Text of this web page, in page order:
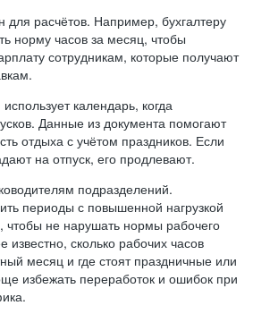
для расчётов. Например, бухгалтеру
норму часов за месяц, чтобы
сотрудникам, которые получают
календарь, когда
Данные из документа помогают
отдыха с учётом праздников. Если
на отпуск, его продлевают.
подразделений.
периоды с повышенной нагрузкой
чтобы не нарушать нормы рабочего
известно, сколько рабочих часов
месяц и где стоят праздничные или
избежать переработок и ошибок при